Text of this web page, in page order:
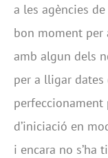
a les agències
bon moment per
amb algun dels
per a lligar dates
perfeccionament
d’iniciació en
i encara no